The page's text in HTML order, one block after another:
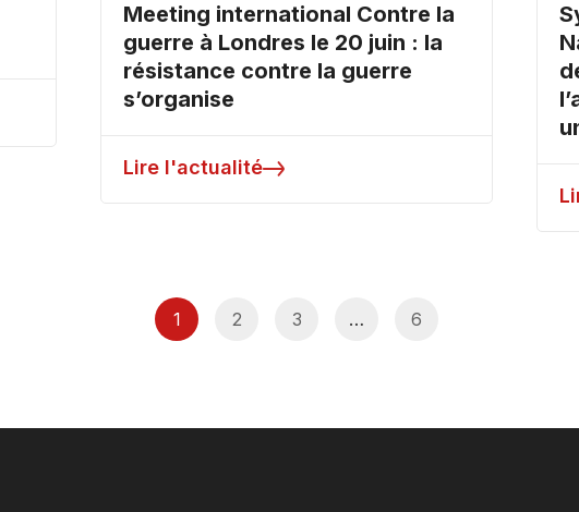
Meeting international Contre la
guerre à Londres le 20 juin : la
résistance contre la guerre
s’organise
Lire l'actualité
1 2 3 … 6